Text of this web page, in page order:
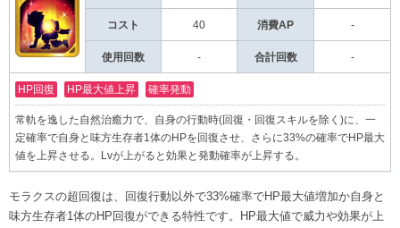
コスト 40 消費AP -
使用回数 - 合計回数 -
HP回復 HP最大値上昇 確率発動
常軌を逸した自然治癒力で、自身の行動時(回復・回復スキルを除く)に、一
定確率で自身と味方生存者1体のHPを回復させ、さらに33%の確率でHP最大
値を上昇させる。Lvが上がると効果と発動確率が上昇する。
モラクスの超回復は、回復行動以外で33%確率でHP最大値増加か自身と
味方生存者1体のHP回復ができる特性です。HP最大値で威力や効果が上